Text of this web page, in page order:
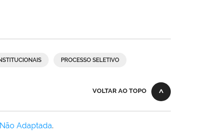
PROCESSO SELETIVO
VOLTAR AO TOPO
Adaptada.